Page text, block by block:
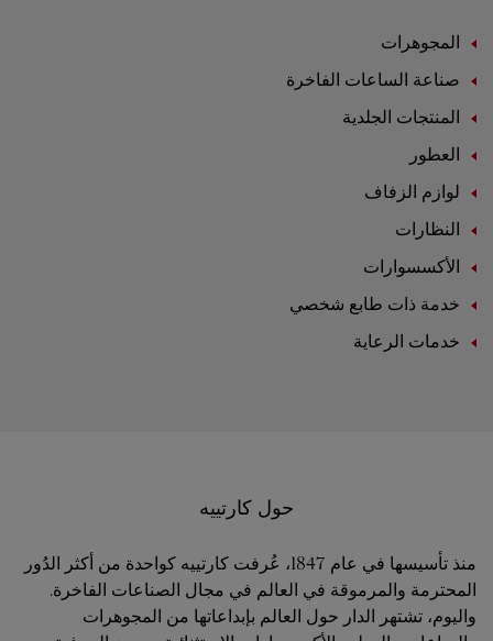
المجوهرات
صناعة الساعات الفاخرة
المنتجات الجلدية
العطور
لوازم الزفاف
النظارات
الأكسسوارات
خدمة ذات طابع شخصي
خدمات الرعاية
حول كارتييه
منذ تأسيسها في عام 1847، عُرفت كارتييه كواحدة من أكثر الدُور
المحترمة والمرموقة في العالم في مجال الصناعات الفاخرة.
واليوم، تشتهر الدار حول العالم بإبداعاتها من المجوهرات